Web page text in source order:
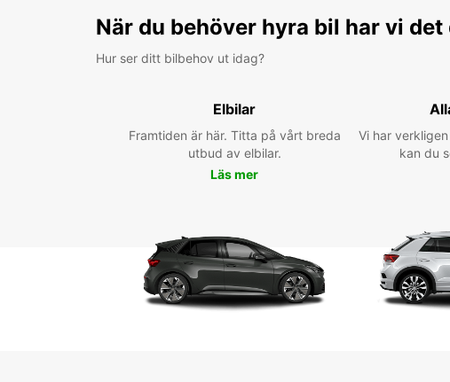
När du behöver hyra bil har vi det
Hur ser ditt bilbehov ut idag?
Elbilar
Framtiden är här. Titta på vårt breda
utbud av elbilar.
Läs mer
Vi har
kan du